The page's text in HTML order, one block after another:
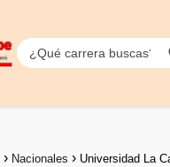
Nacionales Universidad La